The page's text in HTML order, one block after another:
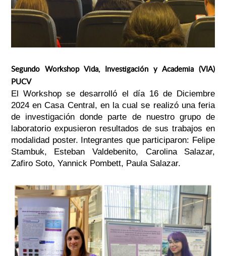
Segundo Workshop Vida, Investigación y Academia (VIA)
PUCV
El Workshop se desarrolló el día 16 de Diciembre
2024 en Casa Central, en la cual se realizó una feria
de investigación donde parte de nuestro grupo de
laboratorio expusieron resultados de sus trabajos en
modalidad poster. Integrantes que participaron: Felipe
Stambuk, Esteban Valdebenito, Carolina Salazar,
Zafiro Soto, Yannick Pombett, Paula Salazar.